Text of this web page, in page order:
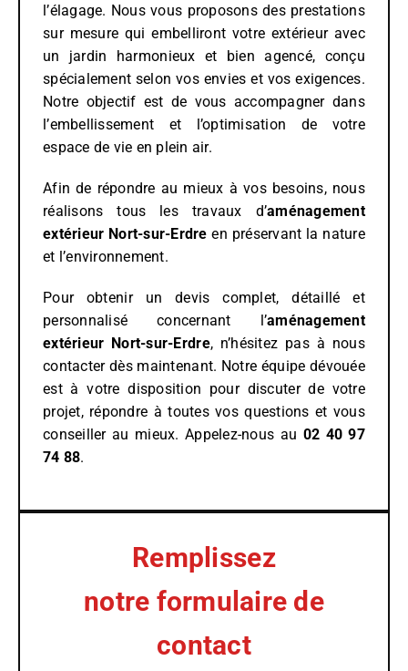
l’élagage. Nous vous proposons des prestations
sur mesure qui embelliront votre extérieur avec
un jardin harmonieux et bien agencé, conçu
spécialement selon vos envies et vos exigences.
Notre objectif est de vous accompagner dans
l’embellissement et l’optimisation de votre
espace de vie en plein air.
Afin de répondre au mieux à vos besoins, nous
réalisons tous les travaux d’aménagement
extérieur Nort-sur-Erdre en préservant la nature
et l’environnement.
Pour obtenir un devis complet, détaillé et
personnalisé concernant l’aménagement
extérieur Nort-sur-Erdre, n’hésitez pas à nous
contacter dès maintenant. Notre équipe dévouée
est à votre disposition pour discuter de votre
projet, répondre à toutes vos questions et vous
conseiller au mieux. Appelez-nous au 02 40 97
74 88.
Remplissez
notre formulaire de
contact